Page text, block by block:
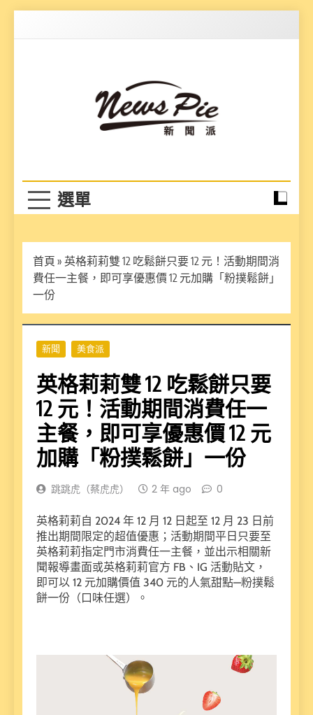
首頁 » 英格莉莉雙 12 吃鬆餅只要 12 元！活動期間消
費任一主餐，即可享優惠價 12 元加購「粉撲鬆餅」
一份
新聞 美食派
英格莉莉雙 12 吃鬆餅只要
12 元！活動期間消費任一
主餐，即可享優惠價 12 元
加購「粉撲鬆餅」一份
跳跳虎（蔡虎虎） 2 年 ago 0
英格莉莉自 2024 年 12 月 12 日起至 12 月 23 日前
推出期間限定的超值優惠；活動期間平日只要至
英格莉莉指定門市消費任一主餐，並出示相關新
聞報導畫面或英格莉莉官方 FB、IG 活動貼文，
即可以 12 元加購價值 340 元的人氣甜點—粉撲鬆
餅一份（口味任選）。